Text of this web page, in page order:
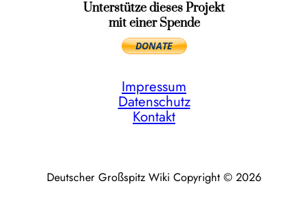
Unterstütze dieses Projekt
mit einer Spende
Impressum
Datenschutz
Kontakt
Deutscher Großspitz Wiki Copyright © 2026